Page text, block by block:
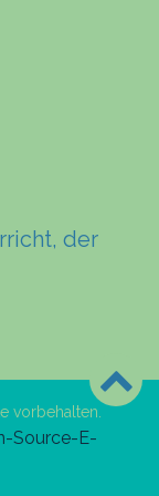
der
vorbehalten.
Source-E-